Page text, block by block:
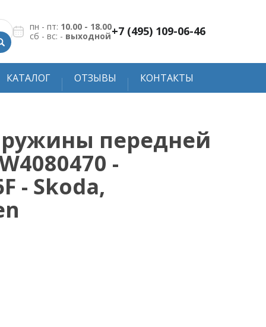
пн - пт: 10.00 - 18.00
сб - вс: - выходной+7 (495) 109-06-46
КАТАЛОГ ОТЗЫВЫ КОНТАКТЫ
передней
-
- Skoda,